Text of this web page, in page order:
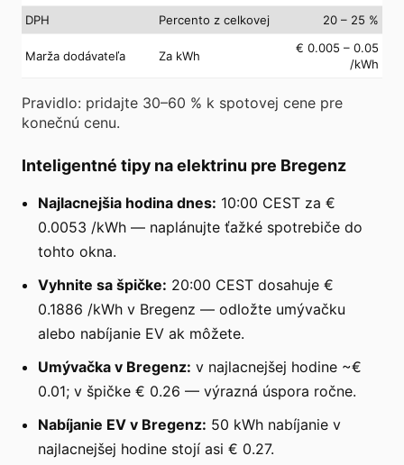
DPH
Percento z celkovej 20 – 25 %
Marža dodávateľa Za kWh
€ 0.005 – 0.05
/kWh
Pravidlo: pridajte 30–60 % k spotovej cene pre
konečnú cenu.
Inteligentné tipy na elektrinu pre Bregenz
Najlacnejšia hodina dnes: 10:00 CEST za €
0.0053 /kWh — naplánujte ťažké spotrebiče do
tohto okna.
Vyhnite sa špičke: 20:00 CEST dosahuje €
0.1886 /kWh v Bregenz — odložte umývačku
alebo nabíjanie EV ak môžete.
Umývačka v Bregenz: v najlacnejšej hodine ~€
0.01; v špičke € 0.26 — výrazná úspora ročne.
Nabíjanie EV v Bregenz: 50 kWh nabíjanie v
najlacnejšej hodine stojí asi € 0.27.